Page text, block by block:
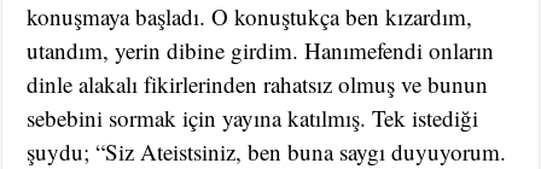
konuşmaya başladı. O konuştukça ben kızardım,
utandım, yerin dibine girdim. Hanımefendi onların
dinle alakalı fikirlerinden rahatsız olmuş ve bunun
sebebini sormak için yayına katılmış. Tek istediği
şuydu; “Siz Ateistsiniz, ben buna saygı duyuyorum.